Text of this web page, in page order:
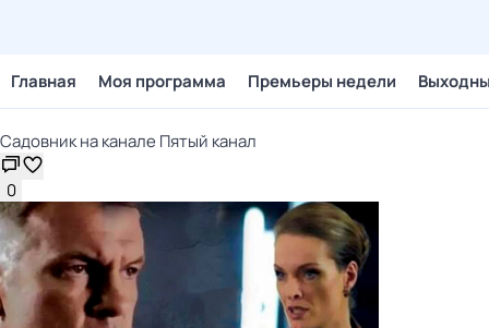
Главная Моя программа Премьеры недели
Садовник на канале Пятый канал
0